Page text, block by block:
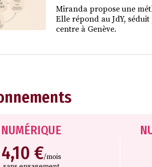
Miranda propose une
Elle répond au JdY,
centre à Genève.
NUMÉRIQUE
4,10 €/mois